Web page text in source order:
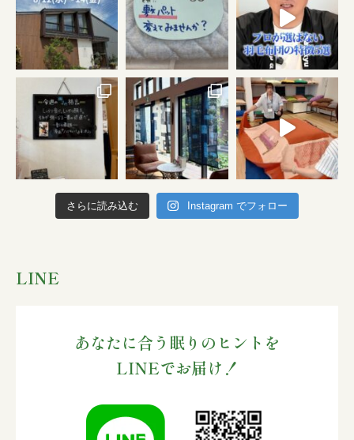
さらに読み込む Instagram でフォロー
LINE
あなたに合う眠りのヒントを
LINEでお届け！